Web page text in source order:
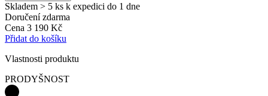
Skladem > 5 ks k expedici do 1 dne
Doručení zdarma
Cena 3 190 Kč
Přidat do košíku
Vlastnosti produktu
PRODYŠNOST